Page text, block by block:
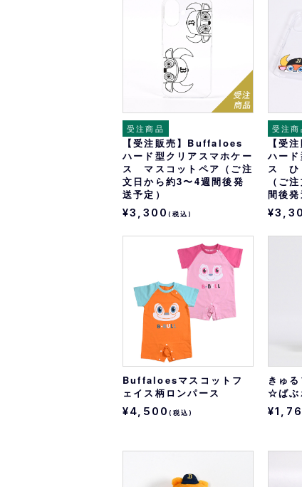
受注商品
【受注販売】Buffaloes
ハード型クリアスマホケー
ス マスコットペア（ご注
文日から約3〜4週間後発
送予定）
¥3,300(税込)
受注商
【受
ハー
ス ひ
（ご
間後発
Buffaloesマスコットフ
ェイス柄ロンパース
¥4,500(税込)
きゅ
☆ばぶ